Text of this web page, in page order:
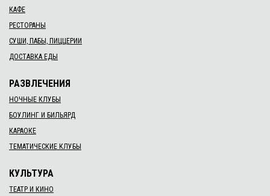
КАФЕ
РЕСТОРАНЫ
СУШИ, ПАБЫ, ПИЦЦЕРИИ
ДОСТАВКА ЕДЫ
РАЗВЛЕЧЕНИЯ
НОЧНЫЕ КЛУБЫ
БОУЛИНГ И БИЛЬЯРД
КАРАОКЕ
ТЕМАТИЧЕСКИЕ КЛУБЫ
КУЛЬТУРА
ТЕАТР И КИНО